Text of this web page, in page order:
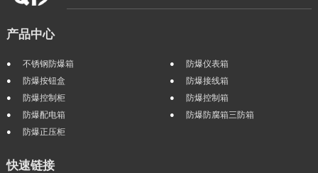
产品中心
不锈钢防爆箱
防爆仪表箱
防爆按钮盒
防爆接线箱
防爆控制柜
防爆控制箱
防爆配电箱
防爆防腐箱三防箱
防爆正压柜
快速链接